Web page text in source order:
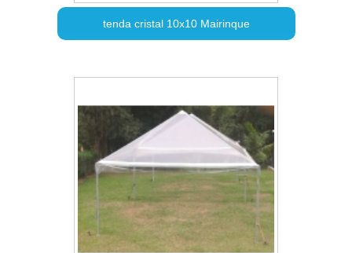
tenda cristal 10x10 Mairinque